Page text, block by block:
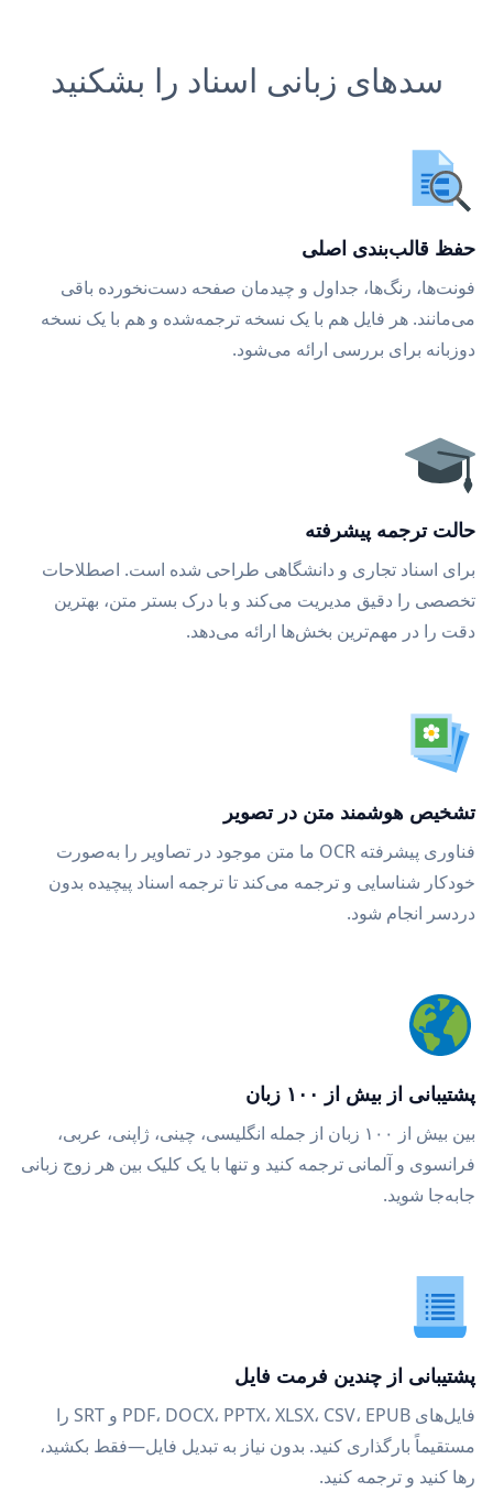
سدهای زبانی اسناد را بشکنید
حفظ قالب‌بندی اصلی
فونت‌ها، رنگ‌ها، جداول و چیدمان صفحه دست‌نخورده باقی
می‌مانند. هر فایل هم با یک نسخه ترجمه‌شده و هم با یک نسخه
دوزبانه برای بررسی ارائه می‌شود.
حالت ترجمه پیشرفته
برای اسناد تجاری و دانشگاهی طراحی شده است. اصطلاحات
تخصصی را دقیق مدیریت می‌کند و با درک بستر متن، بهترین
دقت را در مهم‌ترین بخش‌ها ارائه می‌دهد.
تشخیص هوشمند متن در تصویر
فناوری پیشرفته OCR ما متن موجود در تصاویر را به‌صورت
خودکار شناسایی و ترجمه می‌کند تا ترجمه اسناد پیچیده بدون
دردسر انجام شود.
پشتیبانی از بیش از ۱۰۰ زبان
بین بیش از ۱۰۰ زبان از جمله انگلیسی، چینی، ژاپنی، عربی،
فرانسوی و آلمانی ترجمه کنید و تنها با یک کلیک بین هر زوج زبانی
جابه‌جا شوید.
پشتیبانی از چندین فرمت فایل
فایل‌های PDF، DOCX، PPTX، XLSX، CSV، EPUB و SRT را
مستقیماً بارگذاری کنید. بدون نیاز به تبدیل فایل—فقط بکشید،
رها کنید و ترجمه کنید.